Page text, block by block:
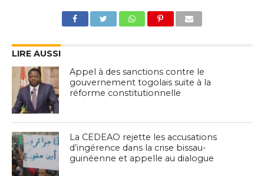
LIRE AUSSI
Appel à des sanctions contre le
gouvernement togolais suite à la
réforme constitutionnelle
La CEDEAO rejette les accusations
d’ingérence dans la crise bissau-
guinéenne et appelle au dialogue